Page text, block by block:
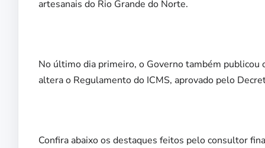
artesanais do Rio Grande do Norte.
No último dia primeiro, o Governo também
altera o Regulamento do ICMS, aprovado pelo
Confira abaixo os destaques feitos pelo consultor